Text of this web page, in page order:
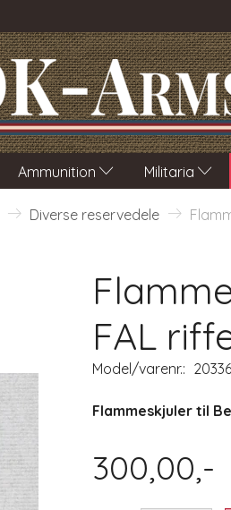
Ammunition Militaria
Diverse reservedele
FAL
Model/varenr.: 20336
Flammeskjuler til
300,00,-